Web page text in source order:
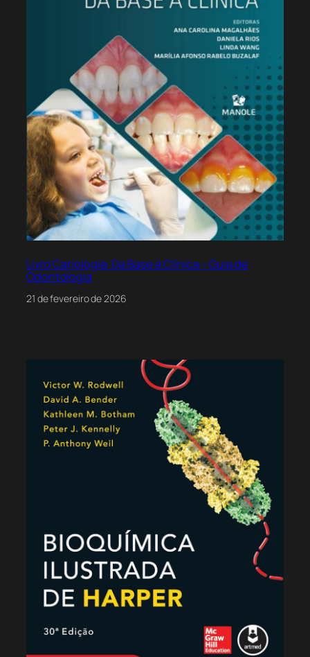
Livro Cariologia: Da Base à Clínica – Guia de
Odontologia
21 de fevereiro de 2026